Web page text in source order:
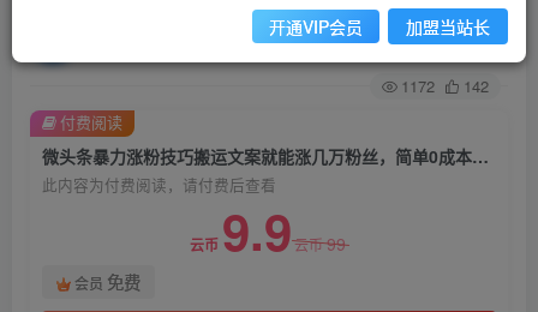
关注 私信
1172 142
微头条暴力涨粉技巧搬运文案就能涨几万粉丝，简单0成本，日赚600【揭秘】
此内容为付费阅读，请付费后查看
云币 9.9云币99
会员 免费
付费阅读
开通VIP会员 加盟当站长